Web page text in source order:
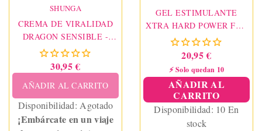
SHUNGA
CREMA DE VIRALIDAD
DRAGON SENSIBLE -
SHUNGA
30,95 €
AÑADIR AL CARRITO
Disponibilidad: Agotado
¡Embárcate en un viaje
GEL ESTIMULANTE
XTRA HARD POWER FOR
MEN 30ML
20,95 €
⚡ Solo quedan 10
AÑADIR AL
CARRITO
Disponibilidad: 10 En
stock